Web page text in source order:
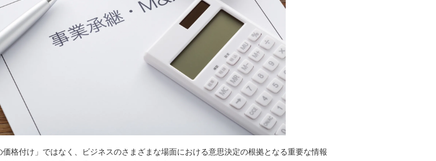
格付け」ではなく、ビジネスのさまざまな場面における意思決定の根拠となる重要な情報